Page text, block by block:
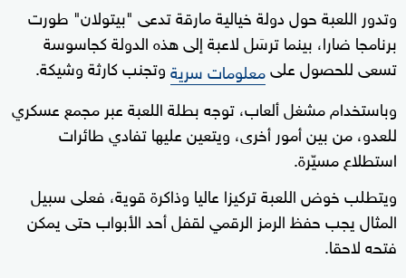
وتدور اللعبة حول دولة خيالية مارقة تدعى "بيتولان" طورت
برنامجا ضارا، بينما ترسَل لاعبة إلى هذه الدولة كجاسوسة
تسعى للحصول علىمعلومات سريةوتجنب كارثة وشيكة.
وباستخدام مشغل ألعاب، توجه بطلة اللعبة عبر مجمع عسكري
للعدو، من بين أمور أخرى، ويتعين عليها تفادي طائرات
استطلاع مسيّرة.
ويتطلب خوض اللعبة تركيزا عاليا وذاكرة قوية، فعلى سبيل
المثال يجب حفظ الرمز الرقمي لقفل أحد الأبواب حتى يمكن
فتحه لاحقا.